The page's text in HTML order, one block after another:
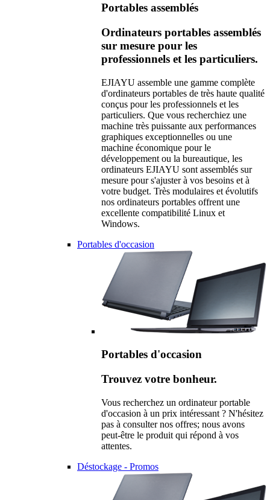
Portables assemblés
Ordinateurs portables assemblés
sur mesure pour les
professionnels et les particuliers.
EJIAYU assemble une gamme complète
d'ordinateurs portables de très haute qualité
conçus pour les professionnels et les
particuliers. Que vous recherchiez une
machine très puissante aux performances
graphiques exceptionnelles ou une
machine économique pour le
développement ou la bureautique, les
ordinateurs EJIAYU sont assemblés sur
mesure pour s'ajuster à vos besoins et à
votre budget. Très modulaires et évolutifs
nos ordinateurs portables offrent une
excellente compatibilité Linux et
Windows.
Portables d'occasion
Portables d'occasion
Trouvez votre bonheur.
Vous recherchez un ordinateur portable
d'occasion à un prix intéressant ? N'hésitez
pas à consulter nos offres; nous avons
peut-être le produit qui répond à vos
attentes.
Déstockage - Promos